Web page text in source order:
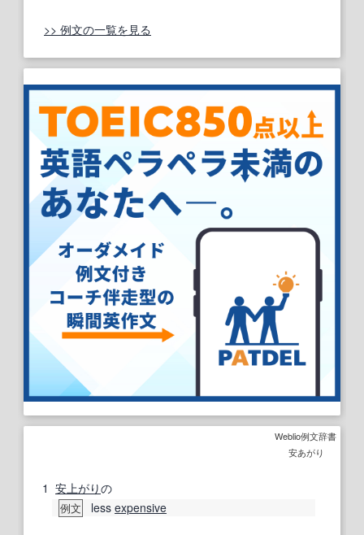
>> 例文の一覧を見る
Weblio例文辞書
安あがり
1 安上がりの
例文 less expensive